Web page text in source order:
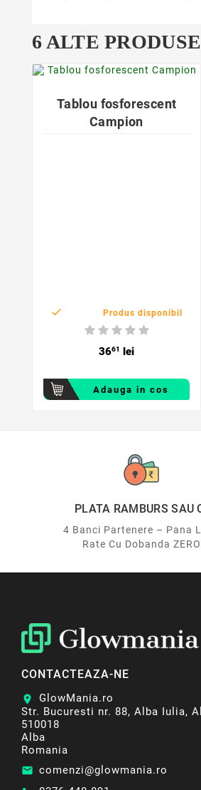
6 ALTE favorite_border
Tablou fosforescent
Campion
 Produs disponibil
3661 lei
Adauga in cos
PLATA RAMBURS SAU
4 Banci Partenere – Pana
Rate Cu Dobanda
CONTACTEAZA-NE
location_on
GlowMania.ro
Str. Bucuresti nr. 88, Alba Iulia,
510018
Alba
Romania
email comenzi@glowmania.ro